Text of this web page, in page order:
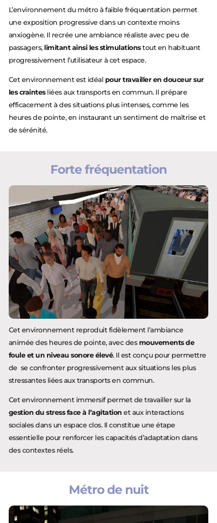
L’environnement du métro à faible fréquentation permet
une exposition progressive dans un contexte moins
anxiogène. Il recrée une ambiance réaliste avec peu de
passagers,limitant ainsi les stimulationstout en habituant
progressivement l’utilisateur à cet espace.
Cet environnement est idéal pour travailler en douceur sur
les craintesliées aux transports en commun. Il prépare
efficacement à des situations plus intenses, comme les
heures de pointe, en instaurant un sentiment de maîtrise et
de sérénité.
Forte fréquentation
Cet environnement reproduit fidèlement l’ambiance
animée des heures de pointe, avec des mouvements de
foule et un niveau sonore élevé. Il est conçu pour permettre
de se confronter progressivement aux situations les plus
stressantes liées aux transports en commun.
Cet environnement immersif permet de travailler sur la
gestion du stress face à l’agitation et aux interactions
sociales dans un espace clos. Il constitue une étape
essentielle pour renforcer les capacités d’adaptation dans
des contextes réels.
Métro de nuit